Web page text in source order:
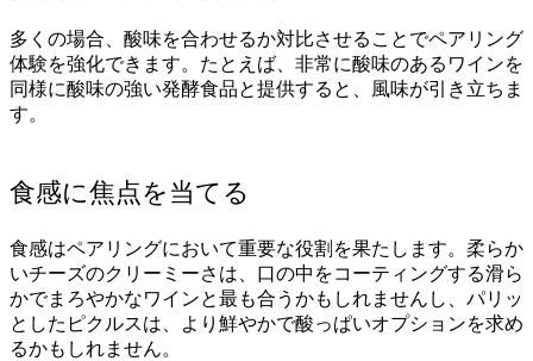
多くの場合、酸味を合わせるか対比させることでペアリング
体験を強化できます。たとえば、非常に酸味のあるワインを
同様に酸味の強い発酵食品と提供すると、風味が引き立ちま
す。
食感に焦点を当てる
食感はペアリングにおいて重要な役割を果たします。柔らか
いチーズのクリーミーさは、口の中をコーティングする滑ら
かでまろやかなワインと最も合うかもしれませんし、パリッ
としたピクルスは、より鮮やかで酸っぱいオプションを求め
るかもしれません。